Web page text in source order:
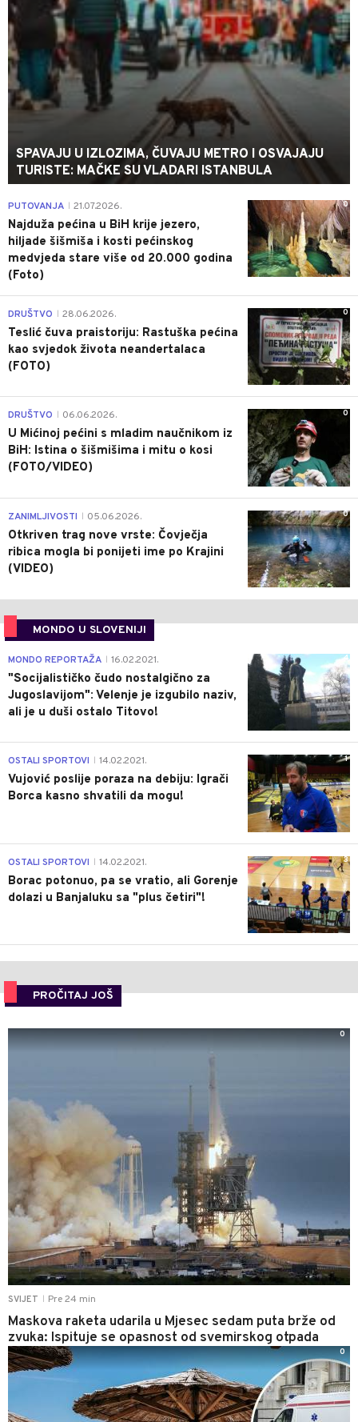
SPAVAJU U IZLOZIMA, ČUVAJU METRO I OSVAJAJU
TURISTE: MAČKE SU VLADARI ISTANBULA
0
PUTOVANJA 21.07.2026.
Najduža pećina u BiH krije jezero,
hiljade šišmiša i kosti pećinskog
medvjeda stare više od 20.000 godina
(Foto)
0
DRUŠTVO 28.06.2026.
Teslić čuva praistoriju: Rastuška pećina
kao svjedok života neandertalaca
(FOTO)
0
DRUŠTVO 06.06.2026.
U Mićinoj pećini s mladim naučnikom iz
BiH: Istina o šišmišima i mitu o kosi
(FOTO/VIDEO)
0
ZANIMLJIVOSTI 05.06.2026.
Otkriven trag nove vrste: Čovječja
ribica mogla bi ponijeti ime po Krajini
(VIDEO)
MONDO U SLOVENIJI
4
MONDO REPORTAŽA 16.02.2021.
"Socijalističko čudo nostalgično za
Jugoslavijom": Velenje je izgubilo naziv,
ali je u duši ostalo Titovo!
1
OSTALI SPORTOVI 14.02.2021.
Vujović poslije poraza na debiju: Igrači
Borca kasno shvatili da mogu!
3
OSTALI SPORTOVI 14.02.2021.
Borac potonuo, pa se vratio, ali Gorenje
dolazi u Banjaluku sa "plus četiri"!
PROČITAJ JOŠ
SVIJET Pre 24 min
Maskova raketa udarila u Mjesec sedam puta brže od
zvuka: Ispituje se opasnost od svemirskog otpada
0
0